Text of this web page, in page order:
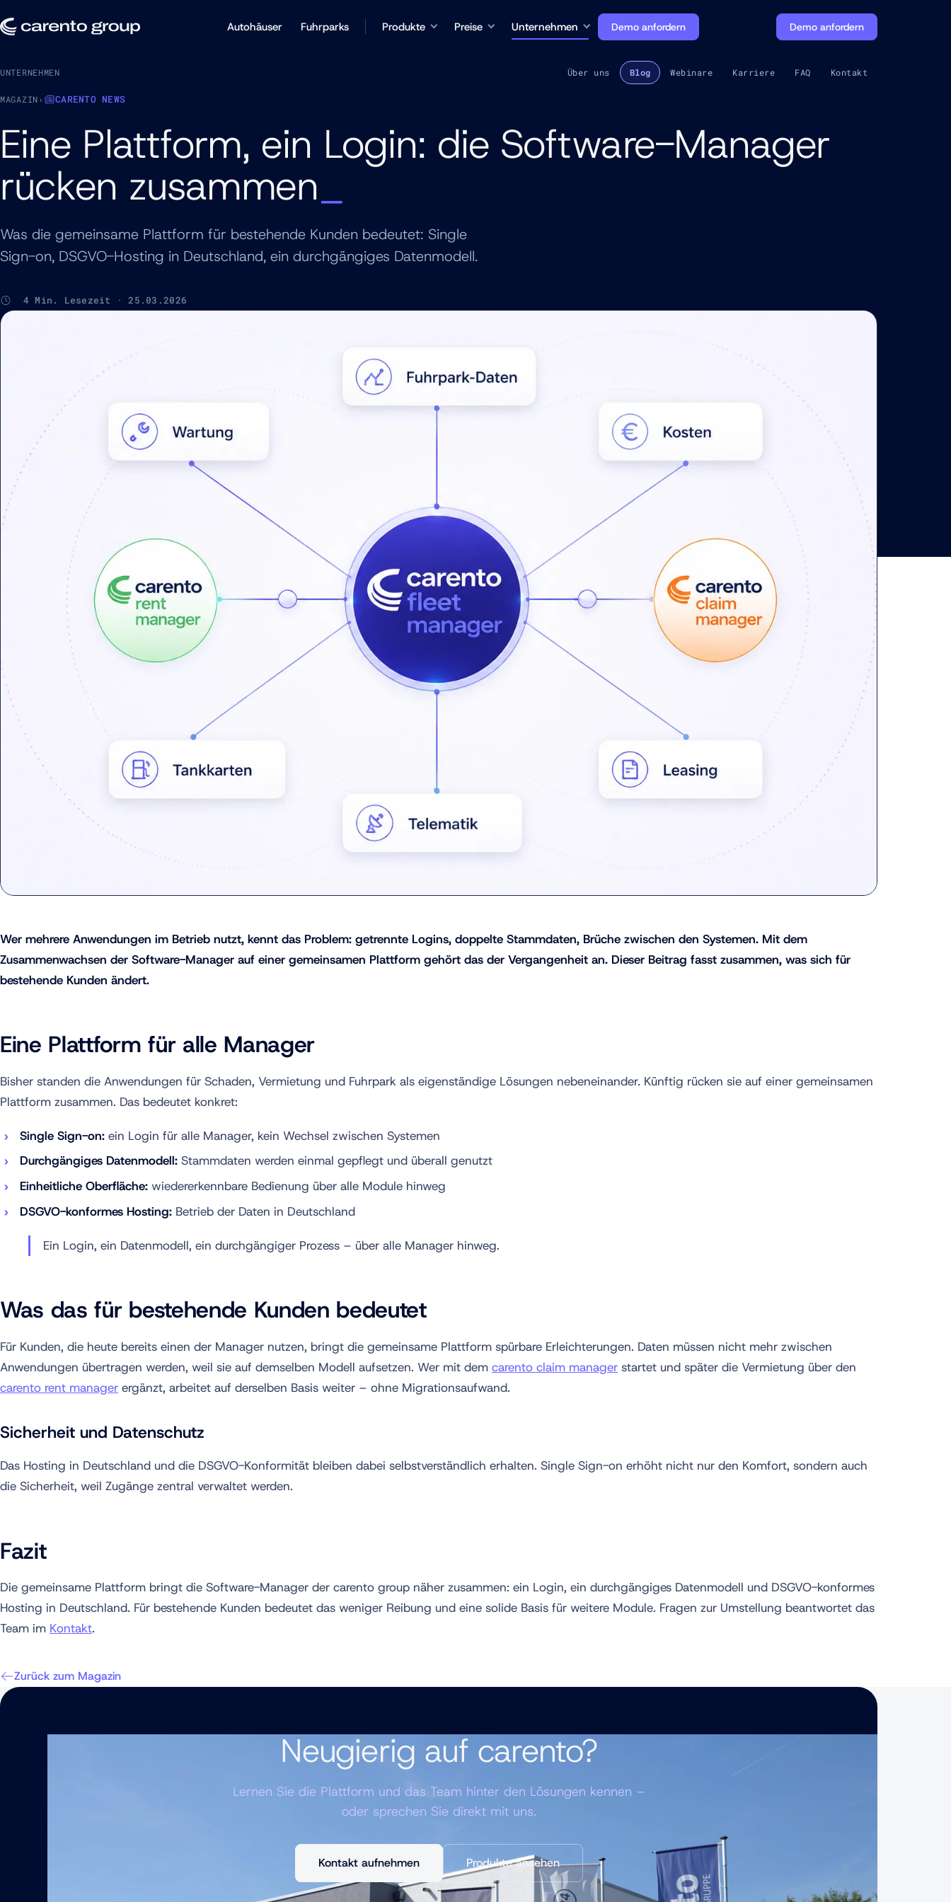
Autohäuser Fuhrparks Produkte Preise Unternehmen Demo anfordern Demo anfordern
UNTERNEHMEN Über uns Blog Webinare Karriere FAQ Kontakt
MAGAZIN› CARENTO NEWS
Eine Plattform, ein Login: die Software-Manager
rücken zusammen
Was die gemeinsame Plattform für bestehende Kunden bedeutet: Single
Sign-on, DSGVO-Hosting in Deutschland, ein durchgängiges Datenmodell.
4 Min. Lesezeit · 25.03.2026
Wer mehrere Anwendungen im Betrieb nutzt, kennt das Problem: getrennte Logins, doppelte Stammdaten, Brüche zwischen den Systemen. Mit dem
Zusammenwachsen der Software-Manager auf einer gemeinsamen Plattform gehört das der Vergangenheit an. Dieser Beitrag fasst zusammen, was sich für
bestehende Kunden ändert.
Eine Plattform für alle Manager
Bisher standen die Anwendungen für Schaden, Vermietung und Fuhrpark als eigenständige Lösungen nebeneinander. Künftig rücken sie auf einer gemeinsamen
Plattform zusammen. Das bedeutet konkret:
Single Sign-on: ein Login für alle Manager, kein Wechsel zwischen Systemen
Durchgängiges Datenmodell: Stammdaten werden einmal gepflegt und überall genutzt
Einheitliche Oberfläche: wiedererkennbare Bedienung über alle Module hinweg
DSGVO-konformes Hosting: Betrieb der Daten in Deutschland
Ein Login, ein Datenmodell, ein durchgängiger Prozess – über alle Manager hinweg.
Was das für bestehende Kunden bedeutet
Für Kunden, die heute bereits einen der Manager nutzen, bringt die gemeinsame Plattform spürbare Erleichterungen. Daten müssen nicht mehr zwischen
Anwendungen übertragen werden, weil sie auf demselben Modell aufsetzen. Wer mit dem carento claim manager startet und später die Vermietung über den
carento rent manager ergänzt, arbeitet auf derselben Basis weiter – ohne Migrationsaufwand.
Sicherheit und Datenschutz
Das Hosting in Deutschland und die DSGVO-Konformität bleiben dabei selbstverständlich erhalten. Single Sign-on erhöht nicht nur den Komfort, sondern auch
die Sicherheit, weil Zugänge zentral verwaltet werden.
Fazit
Die gemeinsame Plattform bringt die Software-Manager der carento group näher zusammen: ein Login, ein durchgängiges Datenmodell und DSGVO-konformes
Hosting in Deutschland. Für bestehende Kunden bedeutet das weniger Reibung und eine solide Basis für weitere Module. Fragen zur Umstellung beantwortet das
Team im Kontakt.
Zurück zum Magazin
Neugierig auf carento?
Lernen Sie die Plattform und das Team hinter den Lösungen kennen –
oder sprechen Sie direkt mit uns.
Kontakt aufnehmen Produkte ansehen